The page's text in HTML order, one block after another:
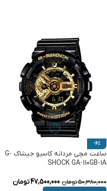
-6%
ساعت مچی مردانه کاسیو جیشاک G-
SHOCK GA-110GB-1A
50,380,000تومان 47,500,000تومان